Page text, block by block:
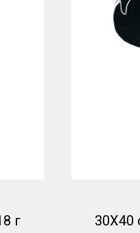
г
30Х40